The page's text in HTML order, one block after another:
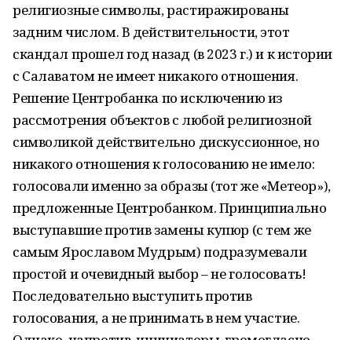
религиозные символы, растиражированы
задним числом. В действительности, этот
скандал прошел год назад (в 2023 г.) и к истории
с Салаватом не имеет никакого отношения.
Решение Центробанка по исключению из
рассмотрения объектов с любой религиозной
символикой действительно дискуссионное, но
никакого отношения к голосованию не имело:
голосовали именно за образы (тот же «Метеор»),
предложенные Центробанком. Принципиально
выступавшие против замены купюр (с тем же
самым Ярославом Мудрым) подразумевали
простой и очевидный выбор – не голосовать!
Последовательно выступить против
голосования, а не принимать в нем участие.